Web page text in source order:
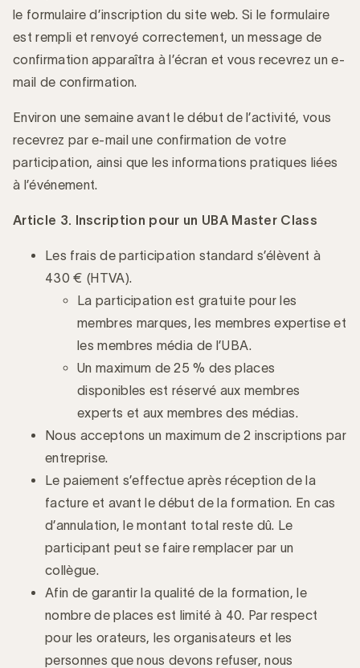
le formulaire d’inscription du site web. Si le formulaire
est rempli et renvoyé correctement, un message de
confirmation apparaîtra à l’écran et vous recevrez un e-
mail de confirmation.
Environ une semaine avant le début de l’activité, vous
recevrez par e-mail une confirmation de votre
participation, ainsi que les informations pratiques liées
à l’événement.
Article 3. Inscription pour un UBA Master Class
Les frais de participation standard s’élèvent à
430 € (HTVA).
La participation est gratuite pour les
membres marques, les membres expertise et
les membres média de l’UBA.
Un maximum de 25 % des places
disponibles est réservé aux membres
experts et aux membres des médias.
Nous acceptons un maximum de 2 inscriptions par
entreprise.
Le paiement s’effectue après réception de la
facture et avant le début de la formation. En cas
d’annulation, le montant total reste dû. Le
participant peut se faire remplacer par un
collègue.
Afin de garantir la qualité de la formation, le
nombre de places est limité à 40. Par respect
pour les orateurs, les organisateurs et les
personnes que nous devons refuser, nous